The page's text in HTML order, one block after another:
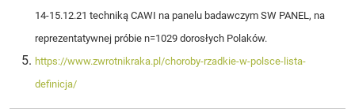
14-15.12.21 techniką CAWI na panelu badawczym SW PANEL, na
reprezentatywnej próbie n=1029 dorosłych Polaków.
https://www.zwrotnikraka.pl/choroby-rzadkie-w-polsce-lista-
definicja/